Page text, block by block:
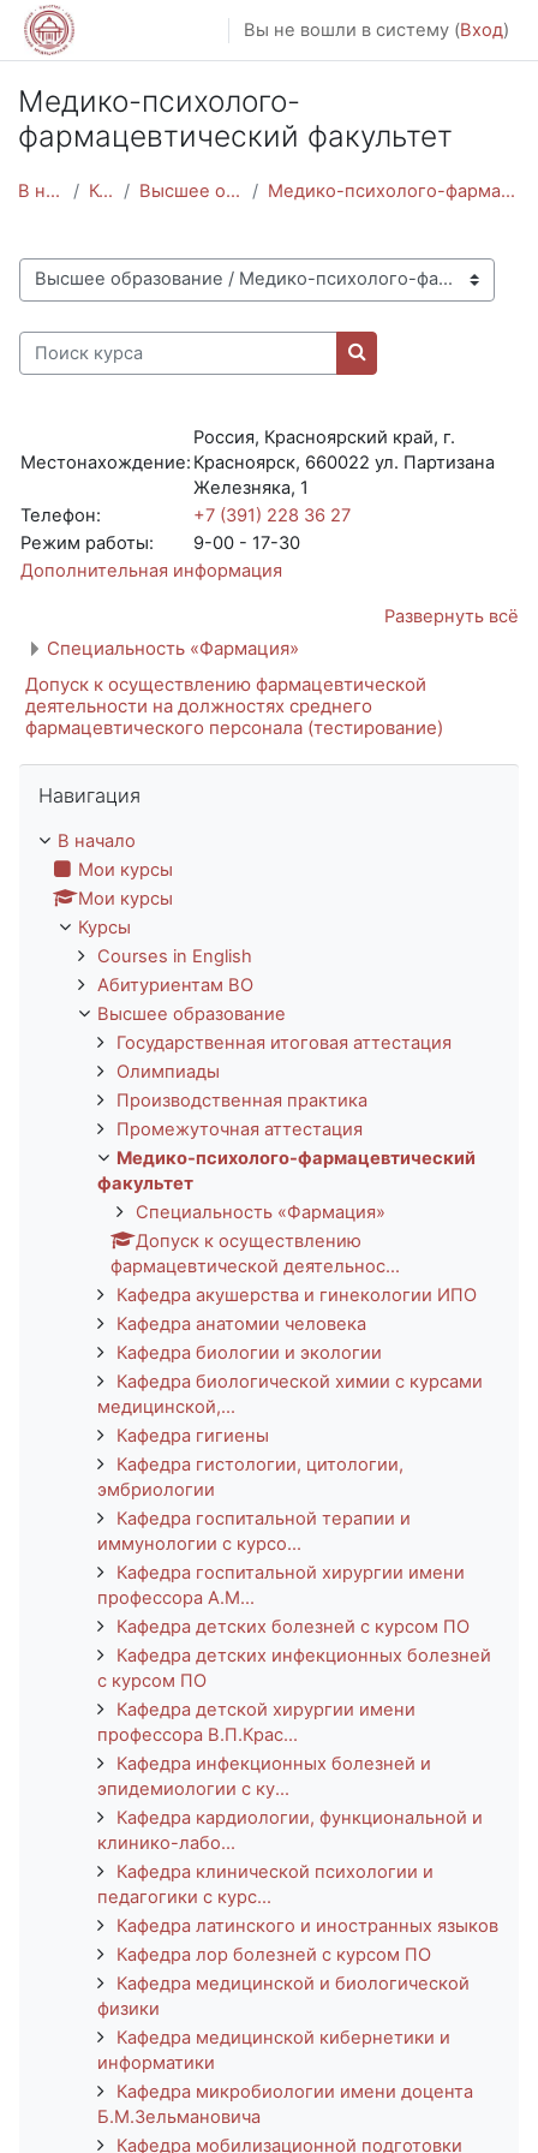
Перейти к основному содержанию
Вы не вошли в систему (Вход)
Медико-психолого-
фармацевтический факультет
В начало Курсы Высшее образование Медико-психолого-фармацевтический факультет
Категории курсов
Поиск курса
Поиск курса
Местонахождение:
Россия, Красноярский край, г.
Красноярск, 660022 ул. Партизана
Железняка, 1
Телефон:
+7 (391) 228 36 27
Режим работы:
9-00 - 17-30
Дополнительная информация
Развернуть всё
Специальность «Фармация»
Допуск к осуществлению фармацевтической
деятельности на должностях среднего
фармацевтического персонала (тестирование)
Навигация
В начало
Мои курсы
Мои курсы
Курсы
Courses in English
Абитуриентам ВО
Высшее образование
Государственная итоговая аттестация
Олимпиады
Производственная практика
Промежуточная аттестация
Медико-психолого-фармацевтический
факультет
Специальность «Фармация»
Допуск к осуществлению
фармацевтической деятельнос...
Кафедра акушерства и гинекологии ИПО
Кафедра анатомии человека
Кафедра биологии и экологии
Кафедра биологической химии с курсами
медицинской,...
Кафедра гигиены
Кафедра гистологии, цитологии,
эмбриологии
Кафедра госпитальной терапии и
иммунологии с курсо...
Кафедра госпитальной хирургии имени
профессора А.М...
Кафедра детских болезней с курсом ПО
Кафедра детских инфекционных болезней
с курсом ПО
Кафедра детской хирургии имени
профессора В.П.Крас...
Кафедра инфекционных болезней и
эпидемиологии с ку...
Кафедра кардиологии, функциональной и
клинико-лабо...
Кафедра клинической психологии и
педагогики с курс...
Кафедра латинского и иностранных языков
Кафедра лор болезней с курсом ПО
Кафедра медицинской и биологической
физики
Кафедра медицинской кибернетики и
информатики
Кафедра микробиологии имени доцента
Б.М.Зельмановича
Кафедра мобилизационной подготовки